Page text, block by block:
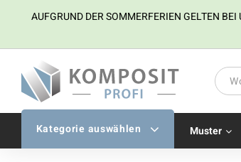
AUFGRUND DER SOMMERFERIEN GELTEN
Kategorie auswählen Muster